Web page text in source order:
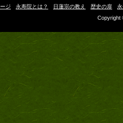
ジ 永寿院とは？ 日蓮宗の教え 歴史の扉
Copyright